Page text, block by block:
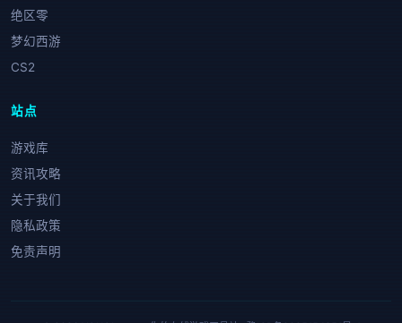
绝区零
梦幻西游
CS2
站点
游戏库
资讯攻略
关于我们
隐私政策
免责声明